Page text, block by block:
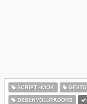
SCRIPT HOOK
DESENVOLUPADORS